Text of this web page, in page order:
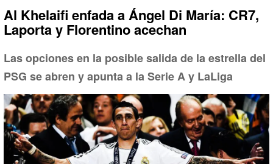
Al Khelaifi enfada a Ángel Di María: CR7,
Laporta y Florentino acechan
Las opciones en la posible salida de la estrella del
PSG se abren y apunta a la Serie A y LaLiga